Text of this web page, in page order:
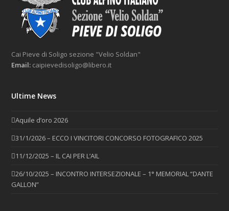
Cai Pieve di Soligo sezione "Velio Soldan"
Email: caipievedisoligo@libero.it
Ultime News
Aquile d’oro 2026
31/1/2026 – ECCO I VINCITORI CONCORSO FOTOGRAFICO 2025
11/12/2025 – IL CAI PER L’AIL
26/10/2025 – INCONTRO INTERSEZIONALE – 1° MEMORIAL “DANTE
GALLON”